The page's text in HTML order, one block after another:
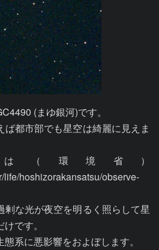
(まゆ銀河)です。
都市部でも星空は綺麗に見えま
（環境省）
life/hoshizorakansatsu/observe-
剰な光が夜空を明るく照らして星
です。
系に悪影響をおよぼします。